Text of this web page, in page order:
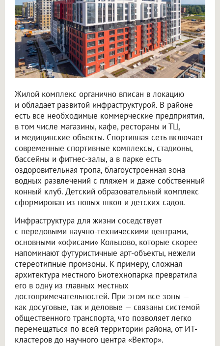
Жилой комплекс органично вписан в локацию
и обладает развитой инфраструктурой. В районе
есть все необходимые коммерческие предприятия,
в том числе магазины, кафе, рестораны и ТЦ,
и медицинские объекты. Спортивная сеть включает
современные спортивные комплексы, стадионы,
бассейны и фитнес-залы, а в парке есть
оздоровительная тропа, благоустроенная зона
водных развлечений с пляжем и даже собственный
конный клуб. Детский образовательный комплекс
сформирован из новых школ и детских садов.
Инфраструктура для жизни соседствует
с передовыми научно-техническими центрами,
основными «офисами» Кольцово, которые скорее
напоминают футуристичные арт-объекты, нежели
стереотипные промзоны. К примеру, сложная
архитектура местного Биотехнопарка превратила
его в одну из главных местных
достопримечательностей. При этом все зоны —
как досуговые, так и деловые — связаны системой
общественного транспорта, что позволяет легко
перемещаться по всей территории района, от ИТ-
кластеров до научного центра «Вектор».